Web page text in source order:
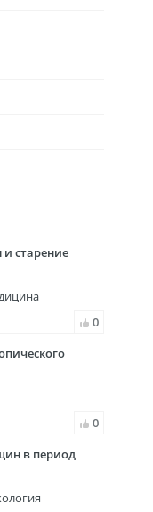
старение
0
0
в период